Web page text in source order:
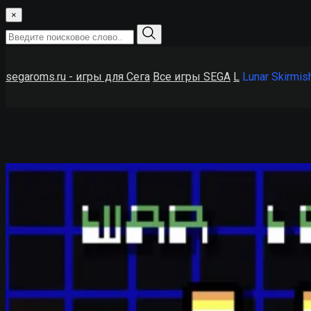
×
segaroms.ru - игры для Сега Все игры SEGA L Lunar